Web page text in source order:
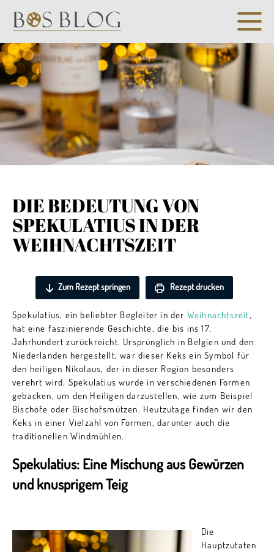
DIE BEDEUTUNG VON
SPEKULATIUS IN DER
WEIHNACHTSZEIT
Zum Rezept springen Rezept drucken
Spekulatius, ein beliebter Begleiter in der Weihnachtszeit,
hat eine faszinierende Geschichte, die bis ins 17.
Jahrhundert zurückreicht. Ursprünglich in Belgien und den
Niederlanden hergestellt, war dieser Keks ein Symbol für
den heiligen Nikolaus, der in dieser Region besonders
verehrt wird. Spekulatius wurde in verschiedenen Formen
gebacken, um den Heiligen darzustellen, wie zum Beispiel
Bischöfe oder Bischofsmützen. Heutzutage finden wir den
Keks in einer Vielzahl von Formen, darunter auch die
traditionellen Windmühlen.
Spekulatius: Eine Mischung aus Gewürzen
und knusprigem Teig
Die
Hauptzutaten